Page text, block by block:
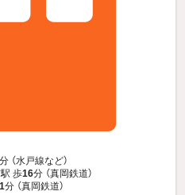
分 （水戸線など）
歩16分 （真岡鉄道）
分 （真岡鉄道）